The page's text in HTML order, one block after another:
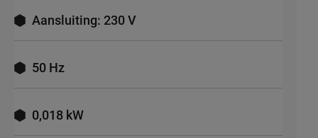
Aansluiting: 230 V
50 Hz
0,018 kW